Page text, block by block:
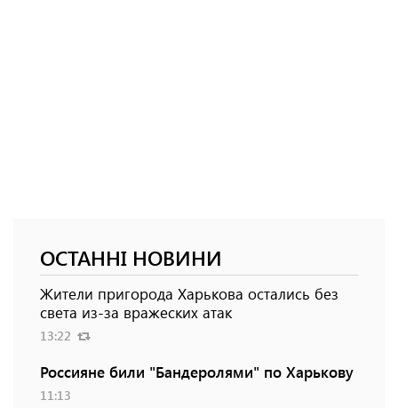
ОСТАННІ НОВИНИ
Жители пригорода Харькова остались без
света из-за вражеских атак
13:22
Россияне били "Бандеролями" по Харькову
11:13